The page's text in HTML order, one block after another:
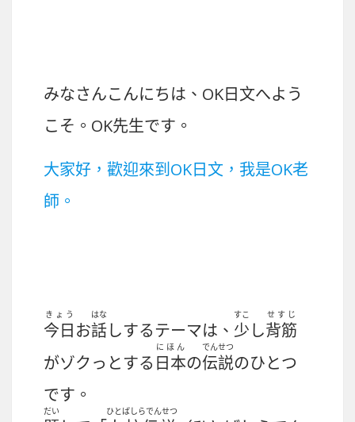
みなさんこんにちは、OK日文へよう
こそ。OK先生です。
大家好，歡迎來到OK日文，我是OK老
師。
今日
きょう
お話
はな
しするテーマは、 少
すこ
し背筋
せすじ
がゾクっとする 日本
にほん
の伝説
でんせつ
のひとつ
です。
だい ひとばしらでんせつ